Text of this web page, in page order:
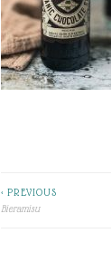
< PREVIOUS
Bieramisu